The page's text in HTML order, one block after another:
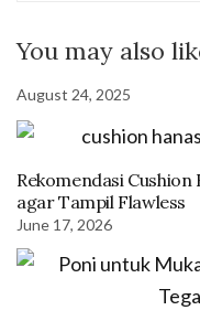
You may also
August 24, 2025
Rekomendasi
agar Tampil Flawless
June 17, 2026